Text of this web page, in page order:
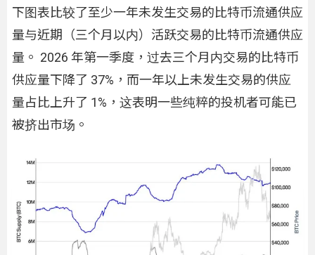
下图表比较了至少一年未发生交易的比特币流通供应
量与近期（三个月以内）活跃交易的比特币流通供应
量。 2026 年第一季度，过去三个月内交易的比特币
供应量下降了 37%，而一年以上未发生交易的供应
量占比上升了 1%，这表明一些纯粹的投机者可能已
被挤出市场。